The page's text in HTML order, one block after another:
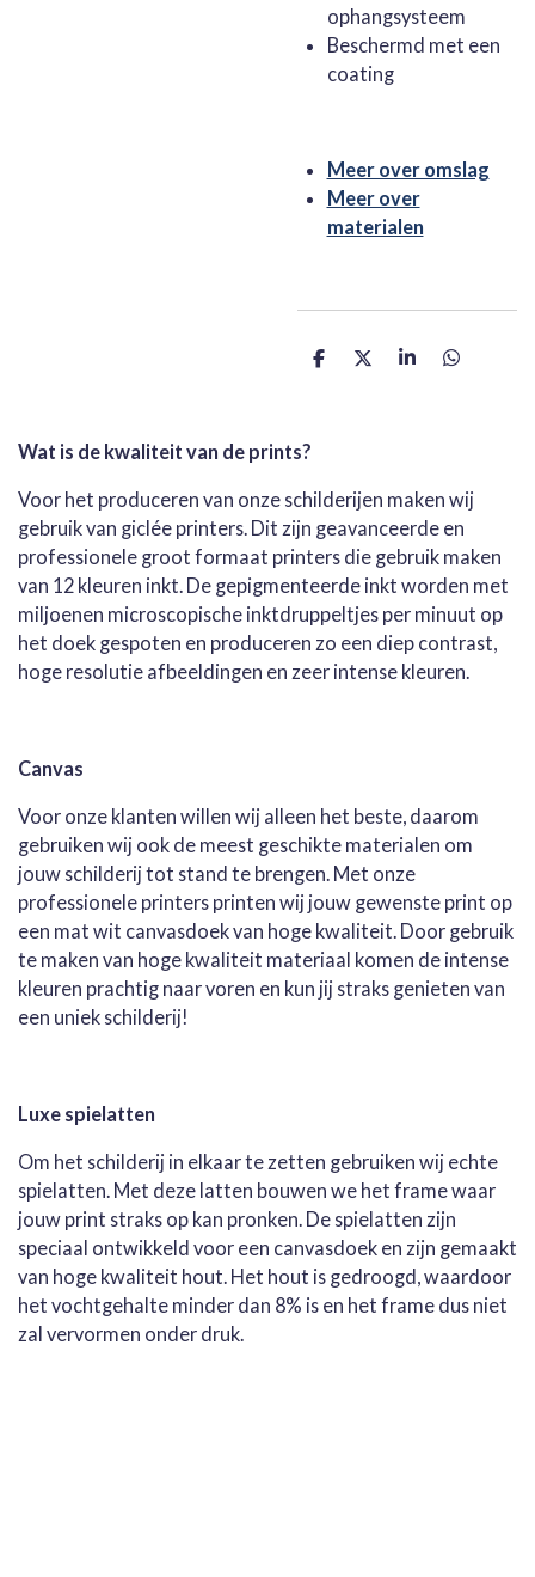
ophangsysteem
Beschermd met een
coating
Meer over omslag
Meer over
materialen
D
D
S
D
Wat is de kwaliteit van de prints?
Voor het produceren van onze schilderijen maken wij
gebruik van giclée printers. Dit zijn geavanceerde en
professionele groot formaat printers die gebruik maken
van 12 kleuren inkt. De gepigmenteerde inkt worden met
miljoenen microscopische inktdruppeltjes per minuut op
het doek gespoten en produceren zo een diep contrast,
hoge resolutie afbeeldingen en zeer intense kleuren.
Canvas
Voor onze klanten willen wij alleen het beste, daarom
gebruiken wij ook de meest geschikte materialen om
jouw schilderij tot stand te brengen. Met onze
professionele printers printen wij jouw gewenste print op
een mat wit canvasdoek van hoge kwaliteit. Door gebruik
te maken van hoge kwaliteit materiaal komen de intense
kleuren prachtig naar voren en kun jij straks genieten van
een uniek schilderij!
Luxe spielatten
Om het schilderij in elkaar te zetten gebruiken wij echte
spielatten. Met deze latten bouwen we het frame waar
jouw print straks op kan pronken. De spielatten zijn
speciaal ontwikkeld voor een canvasdoek en zijn gemaakt
van hoge kwaliteit hout. Het hout is gedroogd, waardoor
het vochtgehalte minder dan 8% is en het frame dus niet
zal vervormen onder druk.